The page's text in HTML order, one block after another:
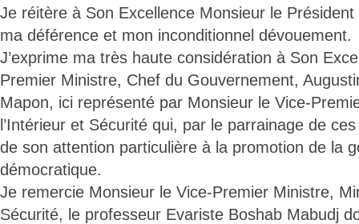
Je réitère à Son Excellence Monsieur le
ma déférence et mon inconditionnel dévouement.
J’exprime ma très haute considération à Son
Premier Ministre, Chef du Gouvernement,
Mapon, ici représenté par Monsieur le Vice-
l’Intérieur et Sécurité qui, par le parrainage de
de son attention particulière à la promotion de la
démocratique.
Je remercie Monsieur le Vice-Premier Ministre,
Sécurité, le professeur Evariste Boshab Mabudj